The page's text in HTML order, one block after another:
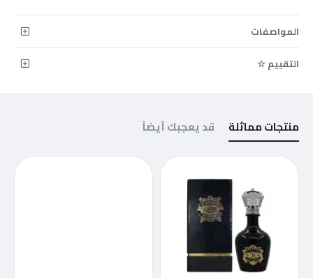
المواصفات
التقييم ☆
منتجات مماثلة قد يعجبك أيضاً